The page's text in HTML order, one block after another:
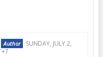
SUNDAY, JULY 2,